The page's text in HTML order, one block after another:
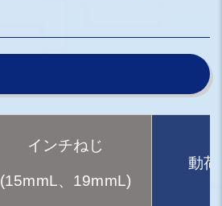
インチねじ
(15mmL、19mmL)
動